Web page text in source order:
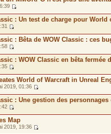
: Un test de charge pour World
: Bêta de WOW Classic : ces
: WOW Classic en bêta
World of Warcraft in Unreal
2019, 01:36
: Une gestion des
Map
2019, 19:36